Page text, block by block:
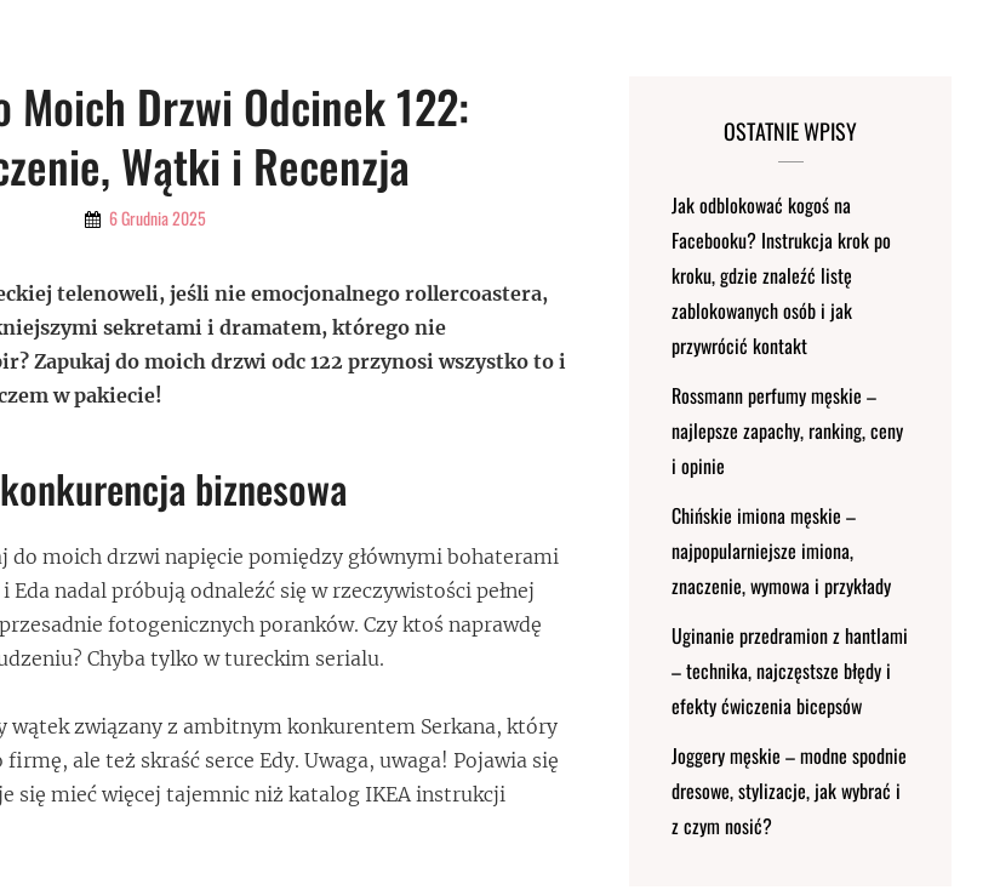
Moich Drzwi Odcinek 122:
Wątki i Recenzja
By 6 Grudnia 2025
telenoweli, jeśli nie emocjonalnego rollercoastera,
sekretami i dramatem, którego nie
Zapukaj do moich drzwi odc 122 przynosi wszystko to i
w pakiecie!
biznesowa
do moich drzwi napięcie pomiędzy głównymi bohaterami
Eda nadal próbują odnaleźć się w rzeczywistości pełnej
fotogenicznych poranków. Czy ktoś naprawdę
Chyba tylko w tureckim serialu.
wątek związany z ambitnym konkurentem Serkana, który
ale też skraść serce Edy. Uwaga, uwaga! Pojawia się
się mieć więcej tajemnic niż katalog IKEA instrukcji
OSTATNIE WPISY
Jak odblokować kogoś na
Facebooku? Instrukcja krok po
kroku, gdzie znaleźć listę
zablokowanych osób i jak
przywrócić kontakt
Rossmann perfumy męskie –
najlepsze zapachy, ranking, ceny
i opinie
Chińskie imiona męskie –
najpopularniejsze imiona,
znaczenie, wymowa i przykłady
Uginanie przedramion z hantlami
– technika, najczęstsze błędy i
efekty ćwiczenia bicepsów
Joggery męskie – modne spodnie
dresowe, stylizacje, jak wybrać i
z czym nosić?